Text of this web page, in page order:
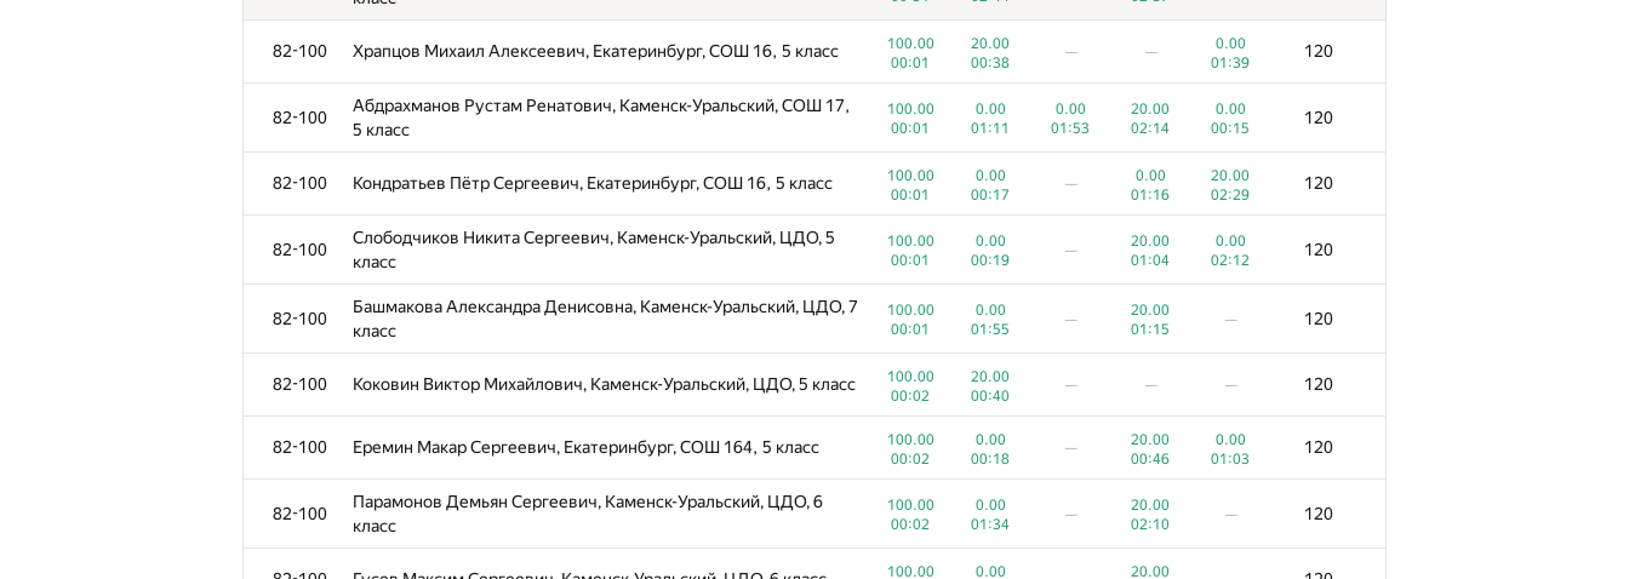
82-100 Храпцов Михаил Алексеевич, Екатеринбург, СОШ 16, 5 класс
100.00
00:01
20.00
00:38
— —
0.00
01:39
120
82-100
Абдрахманов Рустам Ренатович, Каменск-Уральский, СОШ 17,
5 класс
100.00
00:01
0.00
01:11
0.00
01:53
20.00
02:14
0.00
00:15
120
82-100 Кондратьев Пётр Сергеевич, Екатеринбург, СОШ 16, 5 класс
100.00
00:01
0.00
00:17
—
0.00
01:16
20.00
02:29
120
82-100
Слободчиков Никита Сергеевич, Каменск-Уральский, ЦДО, 5
класс
100.00
00:01
0.00
00:19
—
20.00
01:04
0.00
02:12
120
82-100
Башмакова Александра Денисовна, Каменск-Уральский, ЦДО, 7
класс
100.00
00:01
0.00
01:55
—
20.00
01:15
— 120
82-100 Коковин Виктор Михайлович, Каменск-Уральский, ЦДО, 5 класс
100.00
00:02
20.00
00:40
— — — 120
82-100 Еремин Макар Сергеевич, Екатеринбург, СОШ 164, 5 класс
100.00
00:02
0.00
00:18
—
20.00
00:46
0.00
01:03
120
82-100
Парамонов Демьян Сергеевич, Каменск-Уральский, ЦДО, 6
класс
100.00
00:02
0.00
01:34
—
20.00
02:10
— 120
100.00
0.00
20.00
№ Қатысушы A
255/341
B
270/900
C D
190/666
E Көзілдірік
Борисов Матвей Антонович, Екатеринбург, Гимназия 202, 5
класс
100.00
00:34
100.00
02:21
100.00
00:43
0.00
01:08
100.00
02:25
0.00
02:39
Кашин Мирон Анатольевич, Екатеринбург, Лицей 130, 4 класс
100.00
00:48
100.00
03:08
0.00
02:01
Дергачев Максим Викторович, Екатеринбург, Гимназия 202, 5
класс
100.00
00:58
100.00
01:47